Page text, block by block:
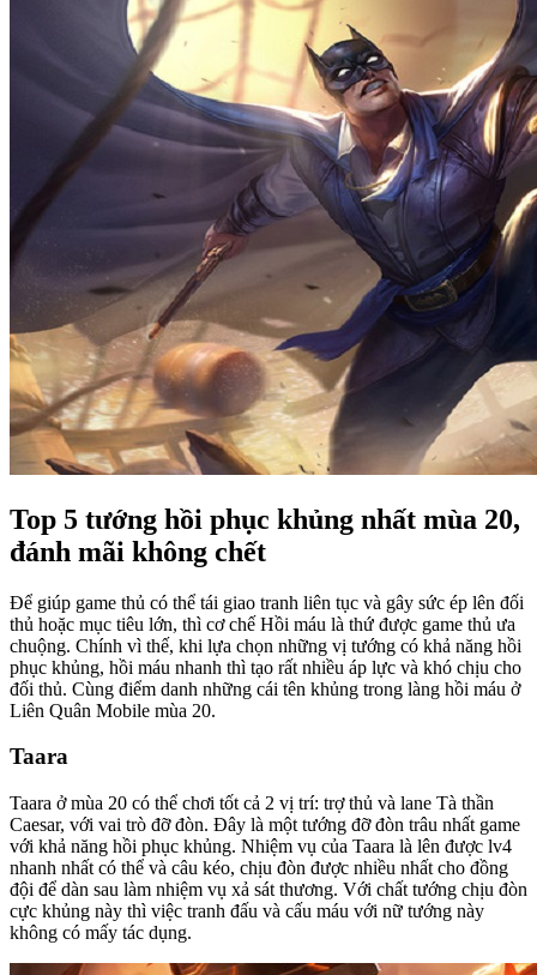
Top 5 tướng hồi phục khủng nhất mùa 20,
đánh mãi không chết
Để giúp game thủ có thể tái giao tranh liên tục và gây sức ép lên đối
thủ hoặc mục tiêu lớn, thì cơ chế Hồi máu là thứ được game thủ ưa
chuộng. Chính vì thế, khi lựa chọn những vị tướng có khả năng hồi
phục khủng, hồi máu nhanh thì tạo rất nhiều áp lực và khó chịu cho
đối thủ. Cùng điểm danh những cái tên khủng trong làng hồi máu ở
Liên Quân Mobile mùa 20.
Taara
Taara ở mùa 20 có thể chơi tốt cả 2 vị trí: trợ thủ và lane Tà thần
Caesar, với vai trò đỡ đòn. Đây là một tướng đỡ đòn trâu nhất game
với khả năng hồi phục khủng. Nhiệm vụ của Taara là lên được lv4
nhanh nhất có thể và câu kéo, chịu đòn được nhiều nhất cho đồng
đội để dàn sau làm nhiệm vụ xả sát thương. Với chất tướng chịu đòn
cực khủng này thì việc tranh đấu và cấu máu với nữ tướng này
không có mấy tác dụng.